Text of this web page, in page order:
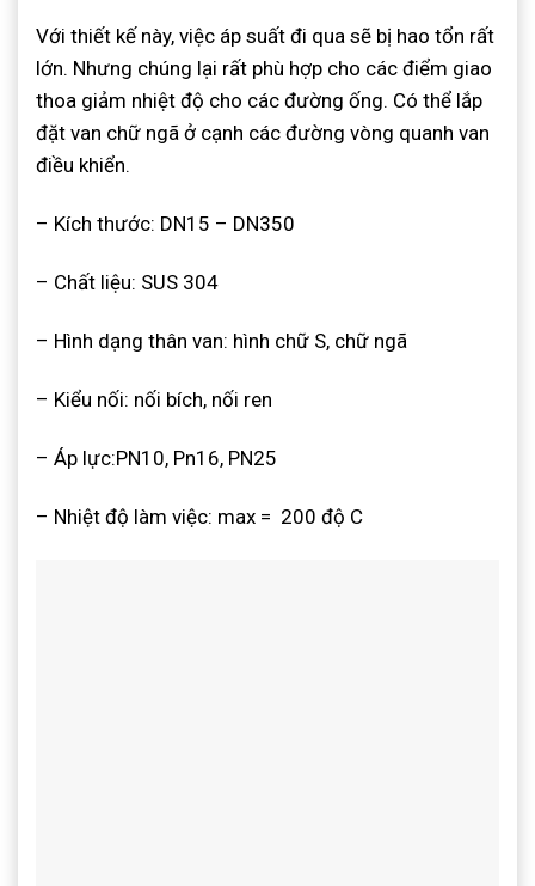
Với thiết kế này, việc áp suất đi qua sẽ bị hao tổn rất
lớn. Nhưng chúng lại rất phù hợp cho các điểm giao
thoa giảm nhiệt độ cho các đường ống. Có thể lắp
đặt van chữ ngã ở cạnh các đường vòng quanh van
điều khiển.
– Kích thước: DN15 – DN350
– Chất liệu: SUS 304
– Hình dạng thân van: hình chữ S, chữ ngã
– Kiểu nối: nối bích, nối ren
– Áp lực:PN10, Pn16, PN25
– Nhiệt độ làm việc: max = 200 độ C